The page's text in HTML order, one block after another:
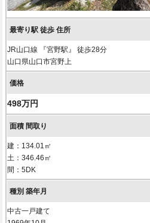
JR山口線 『宮野駅』 徒歩28分
山口県山口市宮野上
498万円
建：134.01㎡
土：346.46㎡
間：5DK
中古一戸建て